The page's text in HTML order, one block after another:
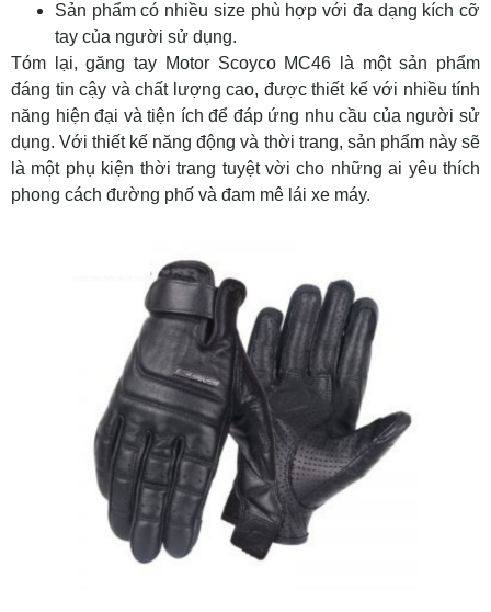
Sản phẩm có nhiều size phù hợp với đa dạng kích cỡ
tay của người sử dụng.
Tóm lại, găng tay Motor Scoyco MC46 là một sản phẩm
đáng tin cậy và chất lượng cao, được thiết kế với nhiều tính
năng hiện đại và tiện ích để đáp ứng nhu cầu của người sử
dụng. Với thiết kế năng động và thời trang, sản phẩm này sẽ
là một phụ kiện thời trang tuyệt vời cho những ai yêu thích
phong cách đường phố và đam mê lái xe máy.